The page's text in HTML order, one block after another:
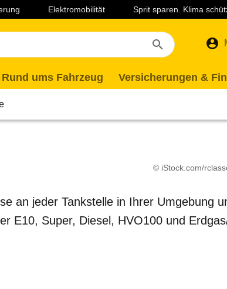
Elektromobilität Sprit sparen. Klima
Rund ums Fahrzeug Versicherungen &
© iStock.com/
an jeder Tankstelle in Ihrer Umgebung
E10, Super, Diesel, HVO100 und